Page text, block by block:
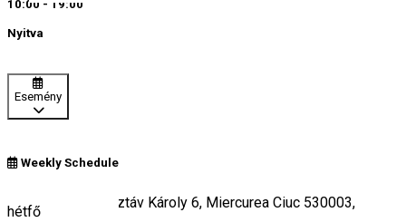
10:00 - 19:00
Nyitva
Esemény
Weekly Schedule
hétfő
Piața Majláth Gusztáv Károly 6, Miercurea Ciuc 530003,